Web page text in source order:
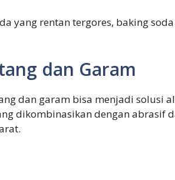
yang rentan tergores, baking
dan Garam
dan garam bisa menjadi solusi
dikombinasikan dengan abrasif